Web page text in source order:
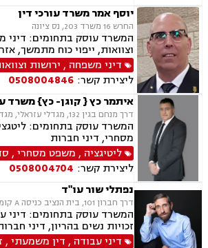
יוסף אמר משרד עורכי דין
החרש 16 משרד 203, נס ציונה
המשרד עוסק בתחומים: דיני
וצוואות, ייפוי כוח מתמשך,
חברות, דיני חוזים, חוקתי
סכסוך בין בעלי מניות,
לשון הרע, בוררות וגישור.
דיני משפחה , ירושות
ליצירת קשר: 0508004846
איתמר כץ { קוגן- כץ} משרד
דרך מנחם בגין 132, מגדלי עזראלי, מגדל עגול, קומה 17, תל-אביב
המשרד עוסק בתחומים:
מסחרי, דיני חברות
ליטיגציה , משפט מסחרי,
ליצירת קשר: 0508004704
נפתלי שור עו"ד
דרך חברון 101, בית הנציב כניסה A קומה 2, ירושלים
המשרד עוסק בתחומים: דיני
זכויות נשים בהריון, דיני
מסחרי, משפט אזרחי, דיני
דיני עבודה , דין משמעתי,